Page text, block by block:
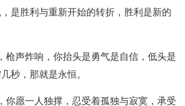
是胜利与重新开始的转折，胜利是新的
枪声炸响，你抬头是勇气是自信，低头是
秒，那就是永恒。
你愿一人独撑，忍受着孤独与寂寞，承受